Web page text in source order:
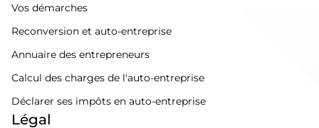
Vos démarches
Reconversion et auto-entreprise
Annuaire des entrepreneurs
Calcul des charges de l'auto-entreprise
Déclarer ses impôts en auto-entreprise
Légal